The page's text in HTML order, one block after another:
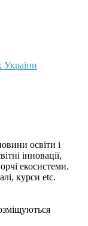
освіти і
інновації,
екосистеми.
курси etc.